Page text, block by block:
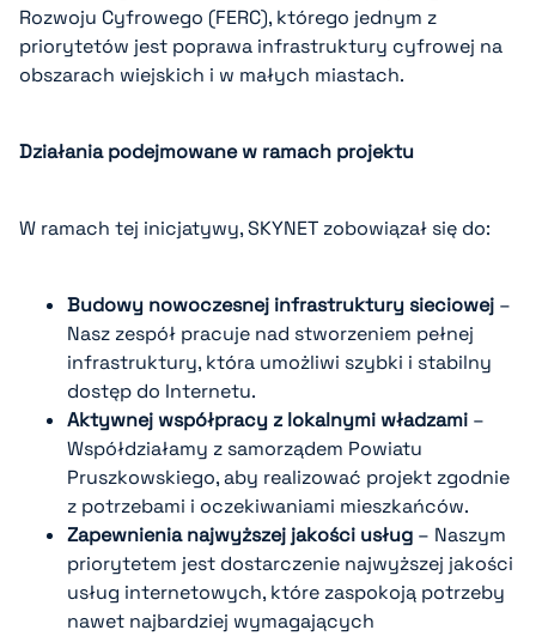
Rozwoju Cyfrowego (FERC), którego jednym z
priorytetów jest poprawa infrastruktury cyfrowej na
obszarach wiejskich i w małych miastach.
Działania podejmowane w ramach projektu
W ramach tej inicjatywy, SKYNET zobowiązał się do:
Budowy nowoczesnej infrastruktury sieciowej –
Nasz zespół pracuje nad stworzeniem pełnej
infrastruktury, która umożliwi szybki i stabilny
dostęp do Internetu.
Aktywnej współpracy z lokalnymi władzami –
Współdziałamy z samorządem Powiatu
Pruszkowskiego, aby realizować projekt zgodnie
z potrzebami i oczekiwaniami mieszkańców.
Zapewnienia najwyższej jakości usług – Naszym
priorytetem jest dostarczenie najwyższej jakości
usług internetowych, które zaspokoją potrzeby
nawet najbardziej wymagających